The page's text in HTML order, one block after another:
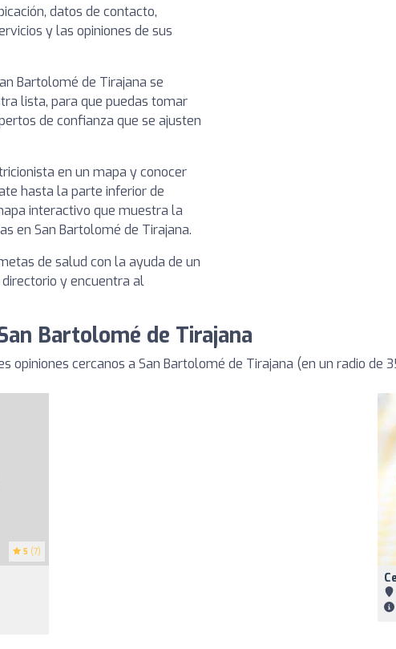
datos de contacto,
y las opiniones de sus
Bartolomé de Tirajana se
lista, para que puedas tomar
de confianza que se ajusten
en un mapa y conocer
hasta la parte inferior de
interactivo que muestra la
en San Bartolomé de Tirajana.
de salud con la ayuda de un
y encuentra al
Bartolomé de Tirajana
opiniones cercanos a San Bartolomé de Tirajana (en un radio de
5 (7)